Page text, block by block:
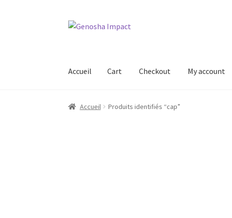
Aller
Aller
Accueil Cart Checkout My account
Accueil Cart Checkout My account
Accueil Produits identifiés “cap”